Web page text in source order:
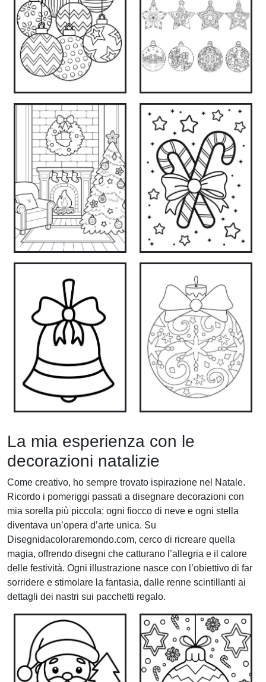
La mia esperienza con le
decorazioni natalizie
Come creativo, ho sempre trovato ispirazione nel Natale.
Ricordo i pomeriggi passati a disegnare decorazioni con
mia sorella più piccola: ogni fiocco di neve e ogni stella
diventava un’opera d’arte unica. Su
Disegnidacoloraremondo.com, cerco di ricreare quella
magia, offrendo disegni che catturano l’allegria e il calore
delle festività. Ogni illustrazione nasce con l’obiettivo di far
sorridere e stimolare la fantasia, dalle renne scintillanti ai
dettagli dei nastri sui pacchetti regalo.